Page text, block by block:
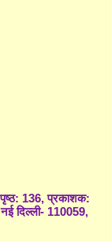
136, प्रकाशक:
दिल्ली- 110059,